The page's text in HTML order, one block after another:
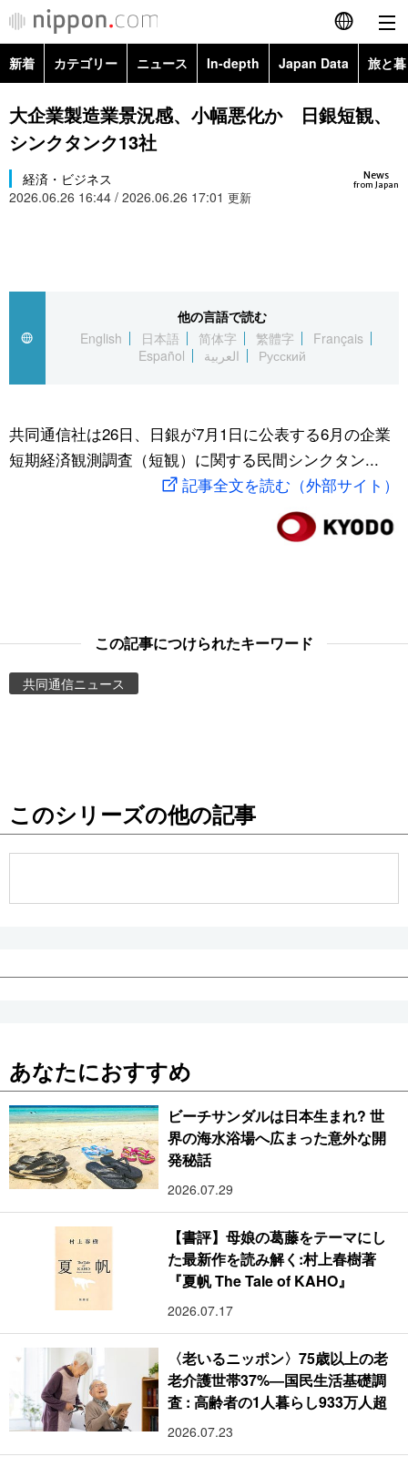
English
简体字
Русский
カテゴリー
国際
社会
文化
アーカイブ
Japan Data
旅と暮らし
動画/Live
Images
People
公式SNS
新着 カテゴリー ニュース In-depth Japan Data 旅と
政治・外交
経済・ビジネス
国際・海外
文化
科学・技術
暮らし
スポーツ・東京2020
Topics
大企業製造業景況感、小幅悪化か 日銀短観、
シンクタンク13社
News
from Japan
経済・ビジネス
2026.06.26 16:44 / 2026.06.26 17:01 更新
他の言語で読む
English
日本語 简体字 繁體字
Français
Español
العربية Русский
共同通信社は26日、日銀が7月1日に公表する6月の企業
短期経済観測調査（短観）に関する民間シンクタン...
記事全文を読む（外部サイト）
この記事につけられたキーワード
共同通信ニュース
このシリーズの他の記事
あなたにおすすめ
ビーチサンダルは日本生まれ? 世
界の海水浴場へ広まった意外な開
発秘話
2026.07.29
【書評】母娘の葛藤をテーマにし
た最新作を読み解く:村上春樹著
『夏帆 The Tale of KAHO』
2026.07.17
〈老いるニッポン〉75歳以上の老
老介護世帯37%―国民生活基礎調
査 : 高齢者の1人暮らし933万人超
2026.07.23